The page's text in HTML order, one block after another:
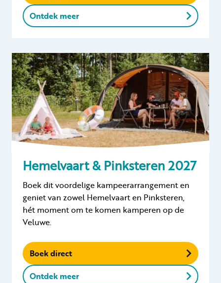
Ontdek meer
Hemelvaart & Pinksteren 2027
Boek dit voordelige kampeerarrangement en
geniet van zowel Hemelvaart en Pinksteren,
hét moment om te komen kamperen op de
Veluwe.
Boek direct
Ontdek meer